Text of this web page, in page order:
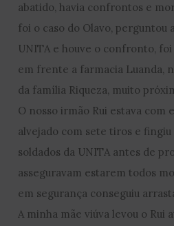
abatido, havia confrontos e
foi o caso do Olavo, perguntou
UNITA e houve o confronto,
em frente a farmacia Luanda,
da família Riqueza, muito
O nosso irmão Rui estava com
alvejado com sete tiros e
soldados da UNITA antes de
asseguravam estarem todos
em segurança conseguiu
A minha mãe viúva levou o Rui